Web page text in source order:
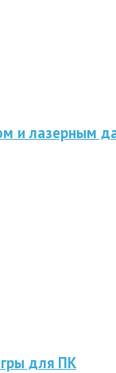
и лазерным
для ПК